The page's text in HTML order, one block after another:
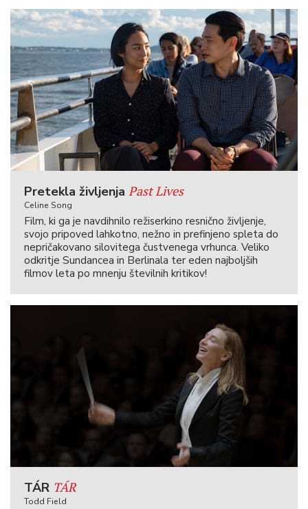
Pretekla življenja Past Lives
Celine Song
Film, ki ga je navdihnilo režiserkino resnično življenje,
svojo pripoved lahkotno, nežno in prefinjeno spleta do
nepričakovano silovitega čustvenega vrhunca. Veliko
odkritje Sundancea in Berlinala ter eden najboljših
filmov leta po mnenju številnih kritikov!
TÁR TÁR
Todd Field